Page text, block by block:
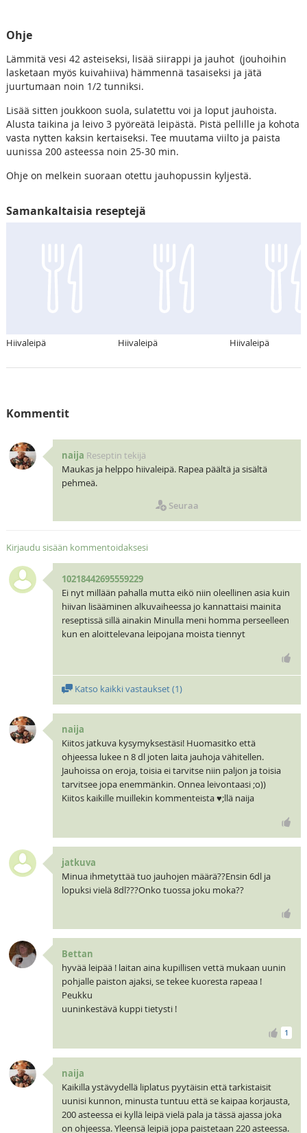
Ohje
Lämmitä vesi 42 asteiseksi, lisää siirappi ja jauhot (jouhoihin
lasketaan myös kuivahiiva) hämmennä tasaiseksi ja jätä
juurtumaan noin 1/2 tunniksi.
Lisää sitten joukkoon suola, sulatettu voi ja loput jauhoista.
Alusta taikina ja leivo 3 pyöreätä leipästä. Pistä pellille ja kohota
vasta nytten kaksin kertaiseksi. Tee muutama viilto ja paista
uunissa 200 asteessa noin 25-30 min.
Ohje on melkein suoraan otettu jauhopussin kyljestä.
Samankaltaisia reseptejä
Hiivaleipä Hiivaleipä Hiivaleipä
Kommentit
naija Reseptin tekijä
Maukas ja helppo hiivaleipä. Rapea päältä ja sisältä
pehmeä.
Seuraa
Kirjaudu sisään kommentoidaksesi
10218442695559229
Ei nyt millään pahalla mutta eikö niin oleellinen asia kuin
hiivan lisääminen alkuvaiheessa jo kannattaisi mainita
reseptissä sillä ainakin Minulla meni homma perseelleen
kun en aloittelevana leipojana moista tiennyt
Katso kaikki vastaukset (1)
naija
Kiitos jatkuva kysymyksestäsi! Huomasitko että
ohjeessa lukee n 8 dl joten laita jauhoja vähitellen.
Jauhoissa on eroja, toisia ei tarvitse niin paljon ja toisia
tarvitsee jopa enemmänkin. Onnea leivontaasi ;o))
Kiitos kaikille muillekin kommenteista ♥;llä naija
jatkuva
Minua ihmetyttää tuo jauhojen määrä??Ensin 6dl ja
lopuksi vielä 8dl???Onko tuossa joku moka??
Bettan
hyvää leipää ! laitan aina kupillisen vettä mukaan uunin
pohjalle paiston ajaksi, se tekee kuoresta rapeaa !
Peukku
uuninkestävä kuppi tietysti !
1
naija
Kaikilla ystävydellä liplatus pyytäisin että tarkistaisit
uunisi kunnon, minusta tuntuu että se kaipaa korjausta,
200 asteessa ei kyllä leipä vielä pala ja tässä ajassa joka
on ohjeessa. Yleensä leipiä jopa paistetaan 220 asteessa.